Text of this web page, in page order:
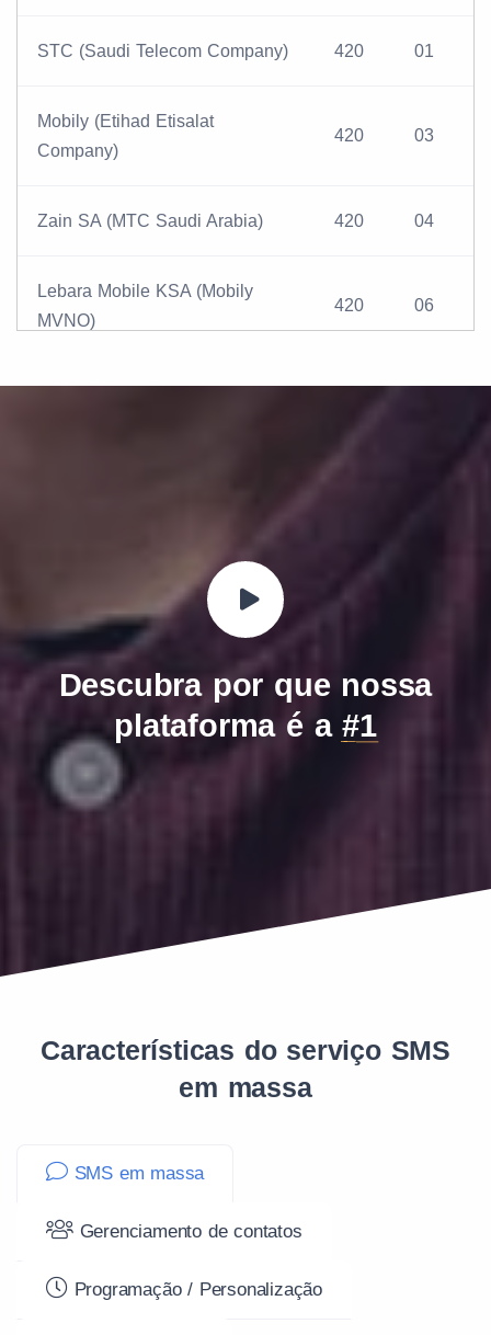
STC (Saudi Telecom Company) 420 01
Mobily (Etihad Etisalat
Company)
420 03
Zain SA (MTC Saudi Arabia) 420 04
Lebara Mobile KSA (Mobily
MVNO)
420 06
Virgin Mobile KSA (STC MVNO) 420 05
Descubra por que nossa
plataforma é a#1
Características do serviço SMS
em massa
SMS em massa
Gerenciamento de contatos
Programação / Personalização